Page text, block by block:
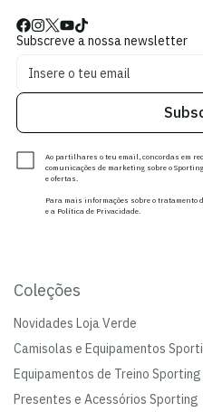
Subscreve a nossa newsletter
Ao partilhares o teu email, concordas em
comunicações de marketing sobre o
e ofertas.
Para mais informações sobre o tratamento
e a Política de Privacidade.
Coleções
Novidades Loja Verde
Camisolas e Equipamentos
Equipamentos de Treino Sporting
Presentes e Acessórios Sporting